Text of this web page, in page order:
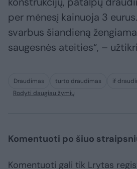
per mėnesį kainuoja 3
svarbus šiandieną
saugesnės ateities“, –
Draudimas turto draudimas
if
Rodyti daugiau žymių
Komentuoti po šiuo
Komentuoti gali tik Lrytas